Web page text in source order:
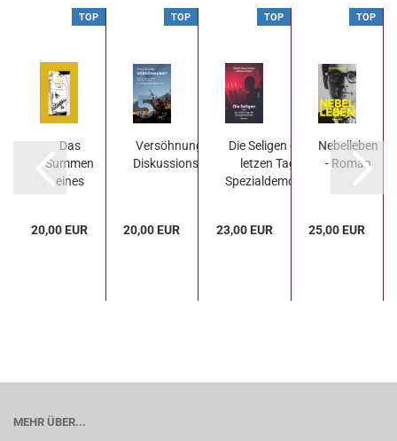
TOP
Das
Summen
eines
Märchen...
20,00 EUR
TOP
Versöhnung? - Ein
Diskussionsbeitrag
20,00 EUR
TOP
Die Seligen oder Die
letzen Tage der
Spezialdemokratie...
23,00 EUR
TOP
Nebelleben
- Roman
25,00 EUR
MEHR ÜBER...